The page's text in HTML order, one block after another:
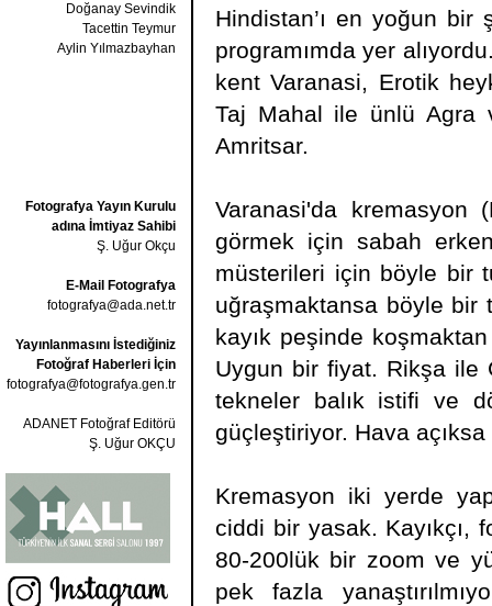
Doğanay Sevindik
Tacettin Teymur
Aylin Yılmazbayhan
Fotografya Yayın Kurulu
adına İmtiyaz Sahibi
Ş. Uğur Okçu
E-Mail Fotografya
fotografya@ada.net.tr
Yayınlanmasını İstediğiniz
Fotoğraf Haberleri İçin
fotografya@fotografya.gen.tr
ADANET Fotoğraf Editörü
Ş. Uğur OKÇU
Hindistan’ı en yoğun
programımda yer
kent Varanasi, Erotik
Taj Mahal ile ünlü Agra
Amritsar.
Varanasi'da kremasyon
görmek için sabah
müsterileri için böyle bir
uğraşmaktansa böyle bir
kayık peşinde
Uygun bir fiyat. Rikşa ile
tekneler balık istifi ve
güçleştiriyor. Hava
Kremasyon iki yerde
ciddi bir yasak. Kayıkçı,
80-200lük bir zoom ve
pek fazla